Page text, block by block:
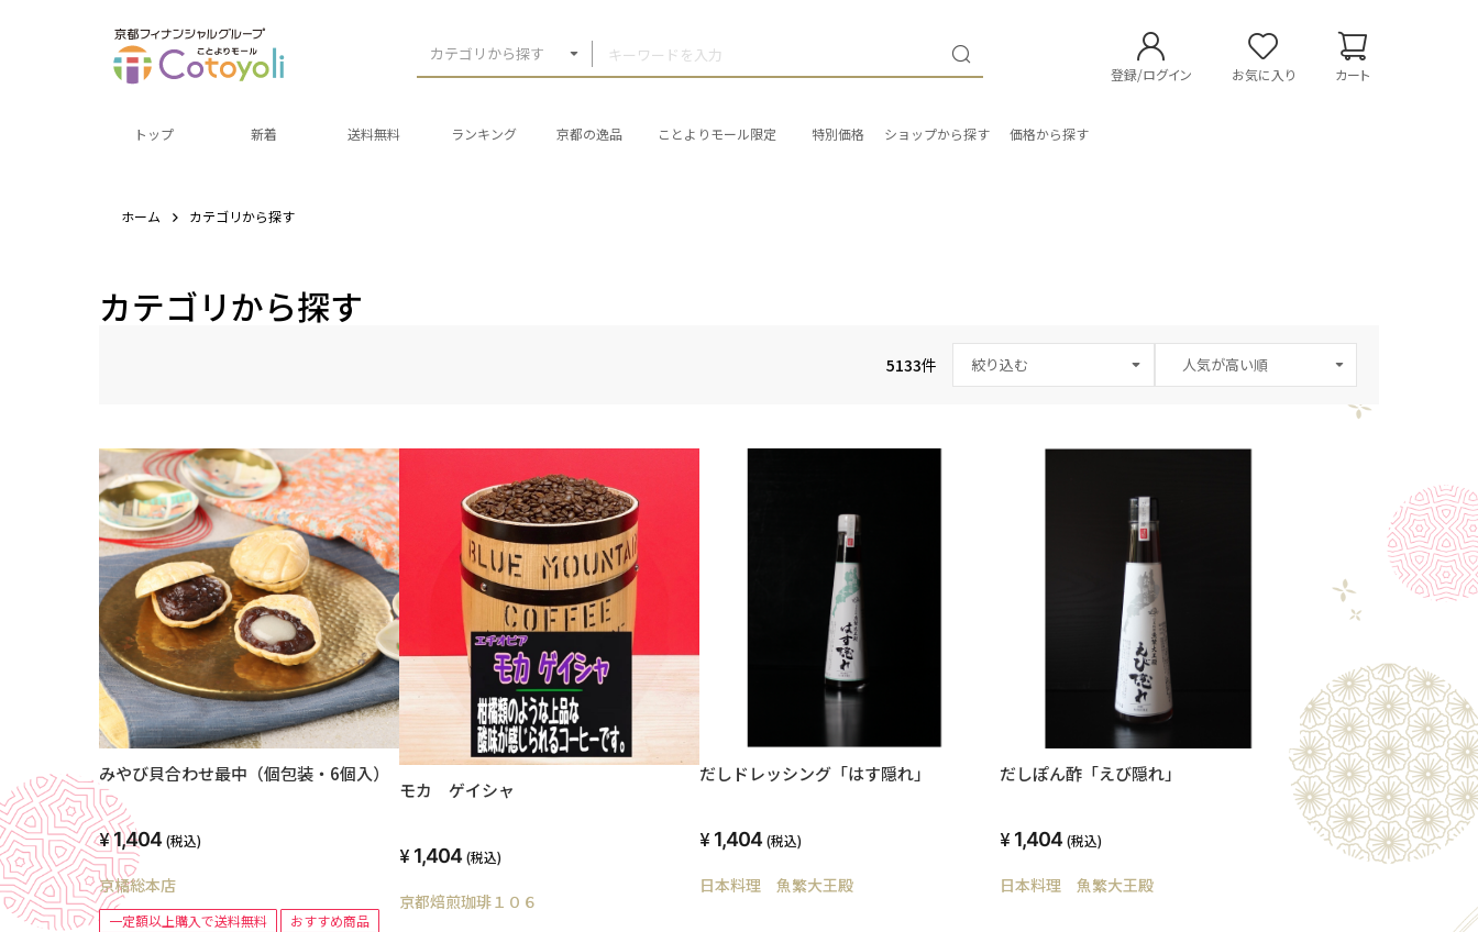
カテゴリから探す
登録/ログイン お気に入り カート
トップ 新着 送料無料 ランキング 京都の逸品 ことよりモール限定 特別価格 ショップから探す 価格から探す
ホーム カテゴリから探す
カテゴリから探す
5133件 絞り込む
みやび貝合わせ最中（個包装・6個入）
1,404 (税込)
京橘総本店
一定額以上購入で送料無料 おすすめ商品
モカ ゲイシャ
1,404 (税込)
京都焙煎珈琲１０６
だしドレッシング「はす隠れ」
1,404 (税込)
日本料理 魚繁大王殿
だしぽん酢「えび隠れ」
1,404 (税込)
日本料理 魚繁大王殿